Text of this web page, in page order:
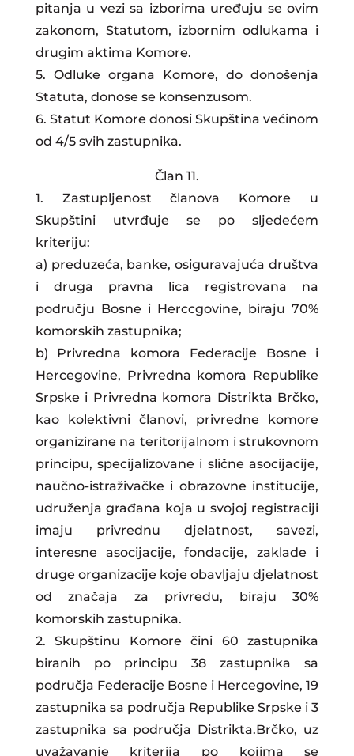
pitanja u vezi sa izborima uređuju se ovim
zakonom, Statutom, izbornim odlukama i
drugim aktima Komore.
5. Odluke organa Komore, do donošenja
Statuta, donose se konsenzusom.
6. Statut Komore donosi Skupština većinom
od 4/5 svih zastupnika.
Član 11.
1. Zastupljenost članova Komore u
Skupštini utvrđuje se po sljedećem
kriteriju:
a) preduzeća, banke, osiguravajuća društva
i druga pravna lica registrovana na
području Bosne i Herccgovine, biraju 70%
komorskih zastupnika;
b) Privredna komora Federacije Bosne i
Hercegovine, Privredna komora Republike
Srpske i Privredna komora Distrikta Brčko,
kao kolektivni članovi, privredne komore
organizirane na teritorijalnom i strukovnom
principu, specijalizovane i slične asocijacije,
naučno-istraživačke i obrazovne institucije,
udruženja građana koja u svojoj registraciji
imaju privrednu djelatnost, savezi,
interesne asocijacije, fondacije, zaklade i
druge organizacije koje obavljaju djelatnost
od značaja za privredu, biraju 30%
komorskih zastupnika.
2. Skupštinu Komore čini 60 zastupnika
biranih po principu 38 zastupnika sa
područja Federacije Bosne i Hercegovine, 19
zastupnika sa područja Republike Srpske i 3
zastupnika sa područja Distrikta.Brčko, uz
uvažavanje kriterija po kojima se